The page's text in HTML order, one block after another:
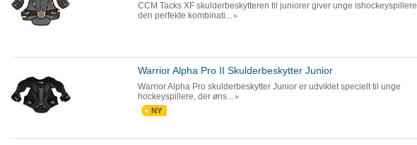
CCM Tacks XF skulderbeskytteren til juniorer giver unge ishockeyspillere
den perfekte kombinati...
Warrior Alpha Pro II Skulderbeskytter Junior
Warrior Alpha Pro skulderbeskytter Junior er udviklet specielt til unge
hockeyspillere, der øns...
NY